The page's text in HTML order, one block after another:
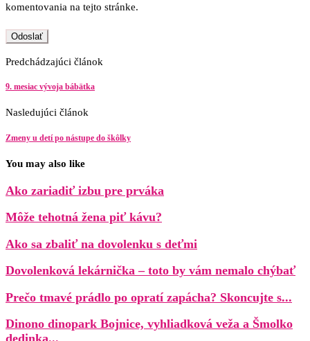
komentovania na tejto stránke.
Predchádzajúci článok
9. mesiac vývoja bábätka
Nasledujúci článok
Zmeny u detí po nástupe do škôlky
You may also like
Ako zariadiť izbu pre prváka
Môže tehotná žena piť kávu?
Ako sa zbaliť na dovolenku s deťmi
Dovolenková lekárnička – toto by vám nemalo chýbať
Prečo tmavé prádlo po opratí zapácha? Skoncujte s...
Dinono dinopark Bojnice, vyhliadková veža a Šmolko